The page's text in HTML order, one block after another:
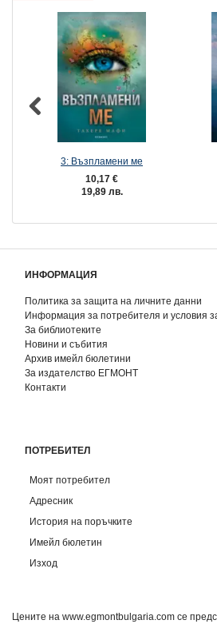
3: Възпламени ме
10,17 €
19,89 лв.
ИНФОРМАЦИЯ
Политика за защита на личните данни
Информация за потребителя и условия
За библиотеките
Новини и събития
Архив имейл бюлетини
За издателство ЕГМОНТ
Контакти
ПОТРЕБИТЕЛ
Моят потребител
Адресник
История на поръчките
Имейл бюлетин
Изход
Цените на www.egmontbulgaria.com се